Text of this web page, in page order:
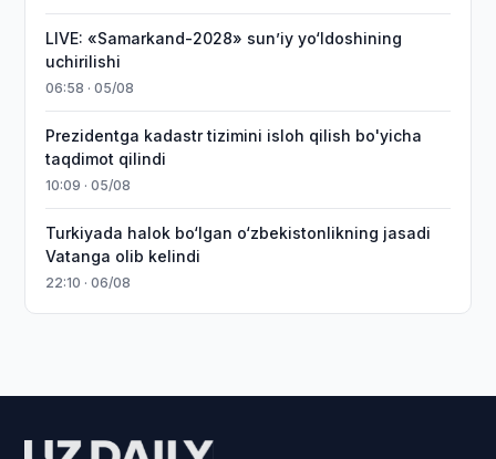
LIVE: «Samarkand-2028» sun’iy yo‘ldoshining
uchirilishi
06:58 · 05/08
Prezidentga kadastr tizimini isloh qilish bo'yicha
taqdimot qilindi
10:09 · 05/08
Turkiyada halok bo‘lgan o‘zbekistonlikning jasadi
Vatanga olib kelindi
22:10 · 06/08